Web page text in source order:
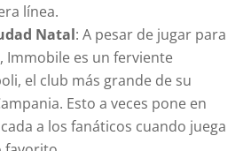
línea.
Natal: A pesar de jugar para
Immobile es un ferviente
el club más grande de su
Esto a veces pone en
a los fanáticos cuando juega